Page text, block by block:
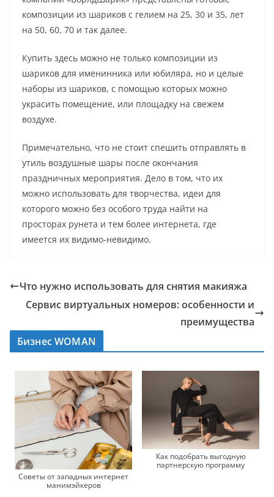
композиции из шариков с гелием на 25, 30 и 35, лет
на 50, 60, 70 и так далее.
Купить здесь можно не только композиции из
шариков для именинника или юбиляра, но и целые
наборы из шариков, с помощью которых можно
украсить помещение, или площадку на свежем
воздухе.
Примечательно, что не стоит спешить отправлять в
утиль воздушные шары после окончания
праздничных мероприятия. Дело в том, что их
можно использовать для творчества, идеи для
которого можно без особого труда найти на
просторах рунета и тем более интернета, где
имеется их видимо-невидимо.
Что нужно использовать для снятия макияжа
Сервис виртуальных номеров: особенности и
преимущества
Бизнес WOMAN
Советы от западных интернет
манимэйкеров
Как подобрать выгодную
партнерскую программу